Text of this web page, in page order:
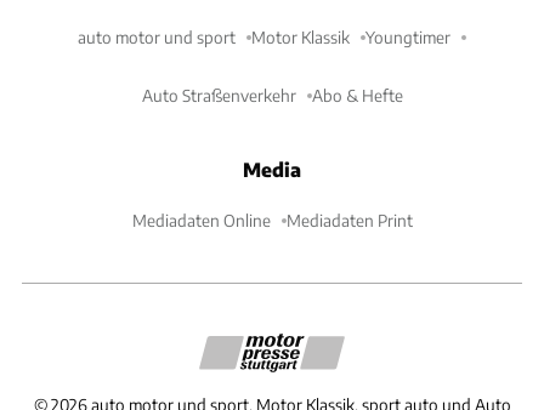
auto motor und sport Motor Klassik Youngtimer
Auto Straßenverkehr Abo & Hefte
Media
Mediadaten Online Mediadaten Print
©2026 auto motor und sport, Motor Klassik, sport auto und Auto